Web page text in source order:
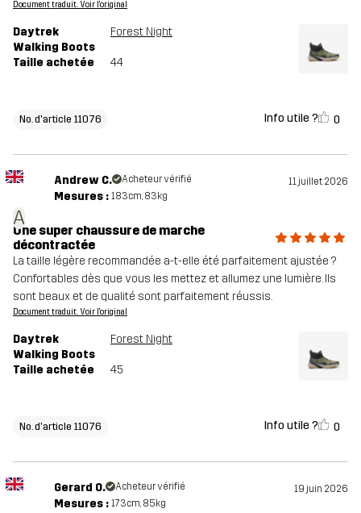
Document traduit. Voir l'original
Daytrek
Walking Boots
Forest Night
Taille achetée 44
No. d'article 11076 Info utile ? 0
A
Andrew C. Acheteur vérifié 11 juillet 2026
Mesures : 183cm, 83kg
Une super chaussure de marche
décontractée
La taille légère recommandée a-t-elle été parfaitement ajustée ?
Confortables dès que vous les mettez et allumez une lumière. Ils
sont beaux et de qualité sont parfaitement réussis.
Document traduit. Voir l'original
Daytrek
Walking Boots
Forest Night
Taille achetée 45
No. d'article 11076 Info utile ? 0
Gerard O. Acheteur vérifié 19 juin 2026
Mesures : 173cm, 85kg